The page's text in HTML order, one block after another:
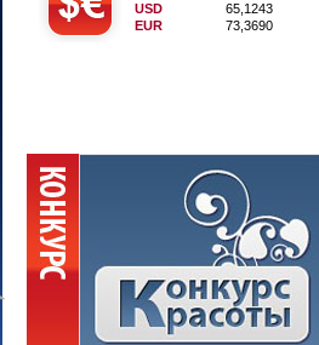
USD
65,1243
EUR
73,3690